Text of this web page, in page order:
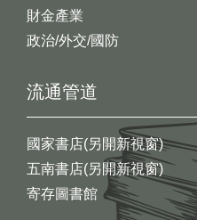
財金產業
政治/外交/國防
流通管道
國家書店(另開新視窗)
五南書店(另開新視窗)
寄存圖書館